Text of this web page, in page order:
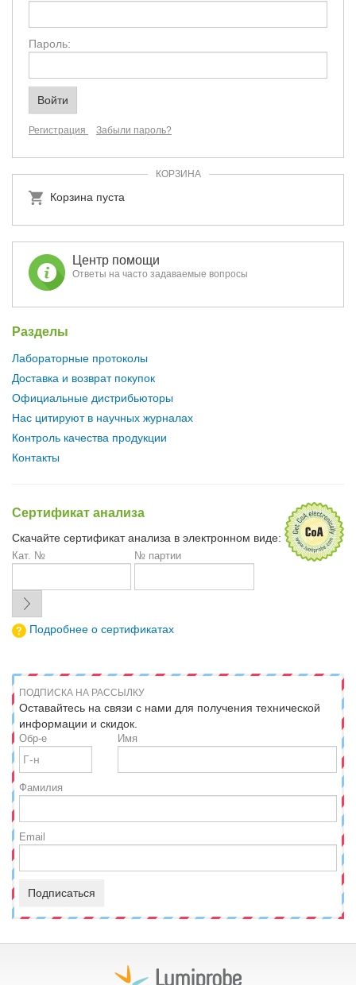
Пароль:
Регистрация Забыли пароль?
КОРЗИНА
Корзина пуста
Центр помощи
Ответы на часто задаваемые вопросы
Разделы
Лабораторные протоколы
Доставка и возврат покупок
Официальные дистрибьюторы
Нас цитируют в научных журналах
Контроль качества продукции
Контакты
Сертификат анализа
Скачайте сертификат анализа в электронном виде:
Кат. № № партии
Подробнее о сертификатах
ПОДПИСКА НА РАССЫЛКУ
Оставайтесь на связи с нами для получения технической
информации и скидок.
Обр-е Имя
Фамилия
Email
Подписаться